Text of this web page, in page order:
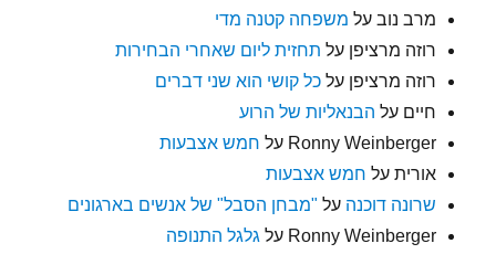
מרב נוב על משפחה קטנה מדי
רוזה מרציפן על תחזית ליום שאחרי הבחירות
רוזה מרציפן עלכל קושי הוא שני דברים
חיים על הבנאליות של הרוע
Ronny Weinberger על חמש אצבעות
אורית על חמש אצבעות
שרונה דוכנה על "מבחן הסבל" של אנשים בארגונים
Ronny Weinberger על גלגל התנופה